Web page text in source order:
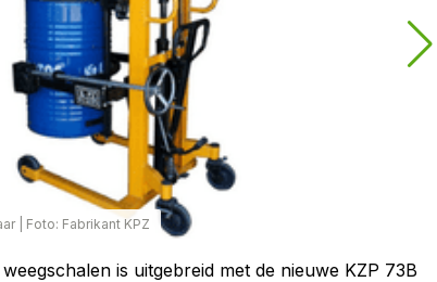
Foto: Fabrikant KPZ
is uitgebreid met de nieuwe KZP 73B